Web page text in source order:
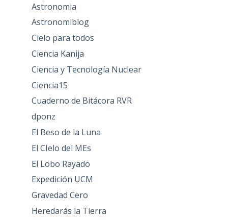
Astronomia
Astronomiblog
Cielo para todos
Ciencia Kanija
Ciencia y Tecnología Nuclear
Ciencia15
Cuaderno de Bitácora RVR
dponz
El Beso de la Luna
El CIelo del MEs
El Lobo Rayado
Expedición UCM
Gravedad Cero
Heredarás la Tierra